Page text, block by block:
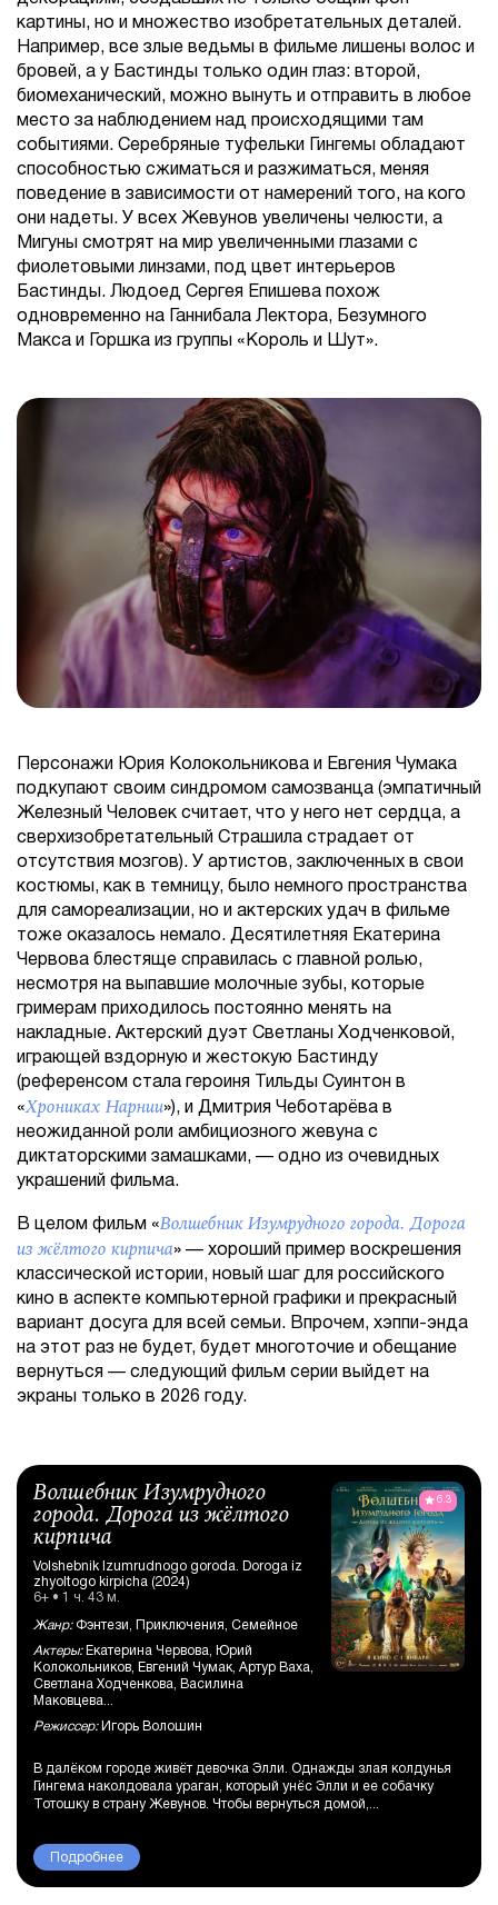
картины, но и множество изобретательных деталей.
Например, все злые ведьмы в фильме лишены волос и
бровей, а у Бастинды только один глаз: второй,
биомеханический, можно вынуть и отправить в любое
место за наблюдением над происходящими там
событиями. Серебряные туфельки Гингемы обладают
способностью сжиматься и разжиматься, меняя
поведение в зависимости от намерений того, на кого
они надеты. У всех Жевунов увеличены челюсти, а
Мигуны смотрят на мир увеличенными глазами с
фиолетовыми линзами, под цвет интерьеров
Бастинды. Людоед Сергея Епишева похож
одновременно на Ганнибала Лектора, Безумного
Макса и Горшка из группы «Король и Шут».
Персонажи Юрия Колокольникова и Евгения Чумака
подкупают своим синдромом самозванца (эмпатичный
Железный Человек считает, что у него нет сердца, а
сверхизобретательный Страшила страдает от
отсутствия мозгов). У артистов, заключенных в свои
костюмы, как в темницу, было немного пространства
для самореализации, но и актерских удач в фильме
тоже оказалось немало. Десятилетняя Екатерина
Червова блестяще справилась с главной ролью,
несмотря на выпавшие молочные зубы, которые
гримерам приходилось постоянно менять на
накладные. Актерский дуэт Светланы Ходченковой,
играющей вздорную и жестокую Бастинду
(референсом стала героиня Тильды Суинтон в
«Хрониках Нарнии»), и Дмитрия Чеботарёва в
неожиданной роли амбициозного жевуна с
диктаторскими замашками, — одно из очевидных
украшений фильма.
В целом фильм «Волшебник Изумрудного города. Дорога
из жёлтого кирпича» — хороший пример воскрешения
классической истории, новый шаг для российского
кино в аспекте компьютерной графики и прекрасный
вариант досуга для всей семьи. Впрочем, хэппи-энда
на этот раз не будет, будет многоточие и обещание
вернуться — следующий фильм серии выйдет на
экраны только в 2026 году.
Волшебник Изумрудного
города. Дорога из жёлтого
кирпича
Volshebnik Izumrudnogo goroda. Doroga iz
zhyoltogo kirpicha (2024)
6+ • 1 ч. 43 м.
Жанр:Фэнтези, Приключения, Семейное
Актеры:Екатерина Червова, Юрий
Колокольников, Евгений Чумак, Артур Ваха,
Светлана Ходченкова, Василина
Маковцева...
Режиссер:Игорь Волошин
6.3
В далёком городе живёт девочка Элли. Однажды злая колдунья
Гингема наколдовала ураган, который унёс Элли и ее собачку
Тотошку в страну Жевунов. Чтобы вернуться домой,...
Подробнее